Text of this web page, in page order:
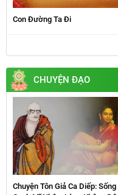
Con Đường Ta Đi
CHUYỆN ĐẠO
Chuyện Tôn Giả Ca Diếp: Sống